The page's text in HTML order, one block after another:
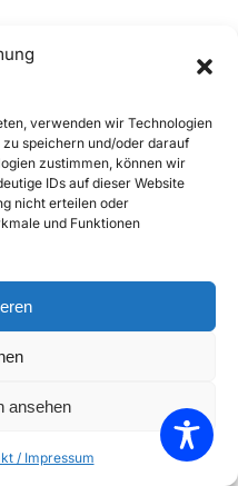
verwenden wir Technologien
speichern und/oder darauf
zustimmen, können wir
IDs auf dieser Website
nicht erteilen oder
und Funktionen
ansehen
/ Impressum